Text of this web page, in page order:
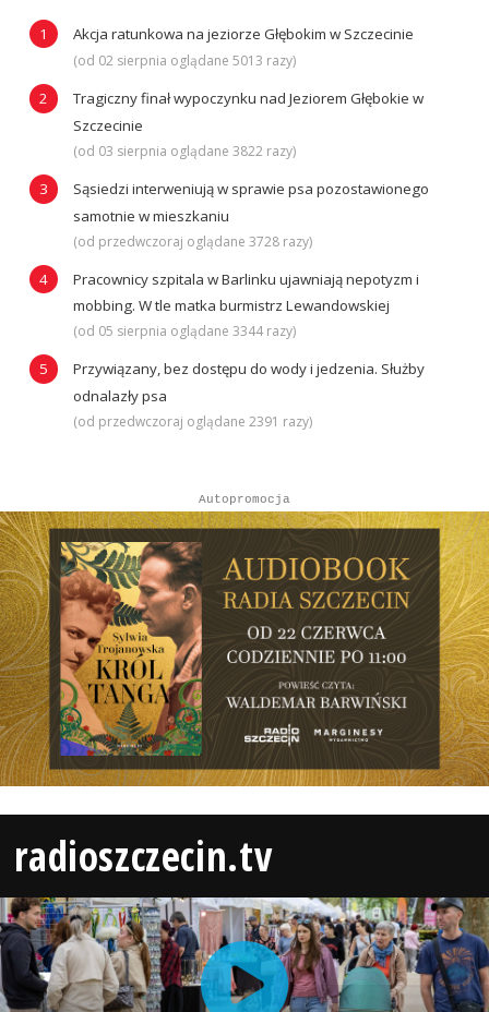
Akcja ratunkowa na jeziorze Głębokim w Szczecinie
(od 02 sierpnia oglądane 5013 razy)
Tragiczny finał wypoczynku nad Jeziorem Głębokie w
Szczecinie
(od 03 sierpnia oglądane 3822 razy)
Sąsiedzi interweniują w sprawie psa pozostawionego
samotnie w mieszkaniu
(od przedwczoraj oglądane 3728 razy)
Pracownicy szpitala w Barlinku ujawniają nepotyzm i
mobbing. W tle matka burmistrz Lewandowskiej
(od 05 sierpnia oglądane 3344 razy)
Przywiązany, bez dostępu do wody i jedzenia. Służby
odnalazły psa
(od przedwczoraj oglądane 2391 razy)
Autopromocja
radioszczecin.tv